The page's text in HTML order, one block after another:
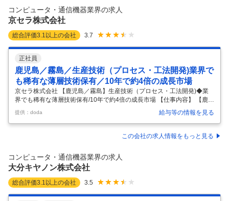
実機での組立・測定・分析/解析の業務を行っていただきます。 ■仕事の
魅力： 私たちの部門では、交換レンズや放送レンズの構造検証及び組立
を…
コンピュータ・通信機器業界の求人
京セラ株式会社
総合評価3.1 以上の会社 3.7
正社員
鹿児島／霧島／生産技術（プロセス・工法開発)業界で
も稀有な薄層技術保有／10年で約4倍の成長市場
京セラ株式会社 【鹿児島／霧島】生産技術（プロセス・工法開発)◆業
界でも稀有な薄層技術保有/10年で約4倍の成長市場 【仕事内容】 【鹿児
島／霧島】生産技術（プロセス・工法開発)◆業界でも稀有な薄層技術保
有/10年で約4倍の成長市場 【具体的な仕事内容】 【2023年 世界市場 17
0億ドルから2036年に900億ドル予想の成長市場／1umよりもさらに薄
いグリーンシート・印刷体を形成する業界でも類を見ない技術力／I・U
高２兆円超】 ■業務概要： 新製品の創出に向けたプロセス開発や生産ラ
インの設計、生産設備の評価、企画～導入をお任せ
提供：doda 給与等の情報を見る
この会社の求人情報をもっと見る
コンピュータ・通信機器業界の求人
大分キヤノン株式会社
総合評価3.1 以上の会社 3.5